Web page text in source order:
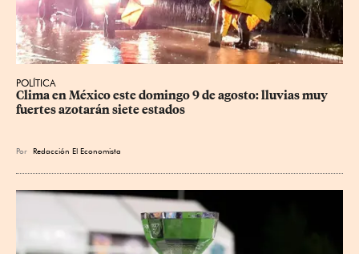
POLÍTICA
Clima en México este domingo 9 de agosto: lluvias muy
fuertes azotarán siete estados
Por Redacción El Economista